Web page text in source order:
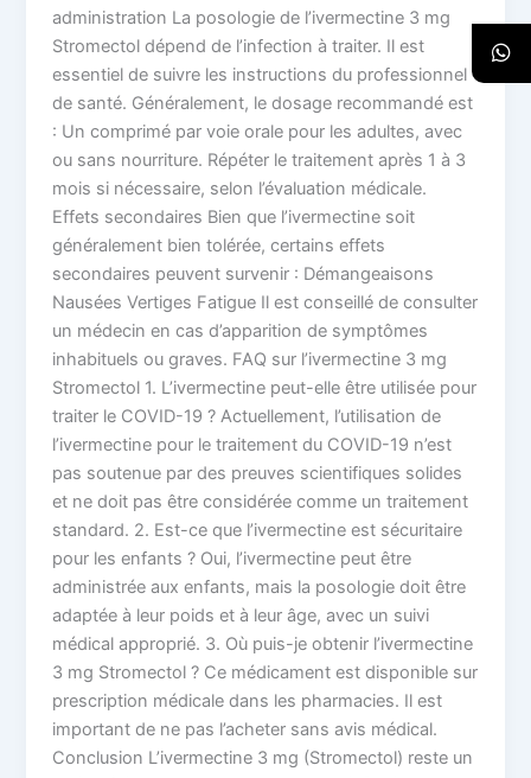
administration La posologie de l’ivermectine 3 mg
Stromectol dépend de l’infection à traiter. Il est
essentiel de suivre les instructions du professionnel
de santé. Généralement, le dosage recommandé est
: Un comprimé par voie orale pour les adultes, avec
ou sans nourriture. Répéter le traitement après 1 à 3
mois si nécessaire, selon l’évaluation médicale.
Effets secondaires Bien que l’ivermectine soit
généralement bien tolérée, certains effets
secondaires peuvent survenir : Démangeaisons
Nausées Vertiges Fatigue Il est conseillé de consulter
un médecin en cas d’apparition de symptômes
inhabituels ou graves. FAQ sur l’ivermectine 3 mg
Stromectol 1. L’ivermectine peut-elle être utilisée pour
traiter le COVID-19 ? Actuellement, l’utilisation de
l’ivermectine pour le traitement du COVID-19 n’est
pas soutenue par des preuves scientifiques solides
et ne doit pas être considérée comme un traitement
standard. 2. Est-ce que l’ivermectine est sécuritaire
pour les enfants ? Oui, l’ivermectine peut être
administrée aux enfants, mais la posologie doit être
adaptée à leur poids et à leur âge, avec un suivi
médical approprié. 3. Où puis-je obtenir l’ivermectine
3 mg Stromectol ? Ce médicament est disponible sur
prescription médicale dans les pharmacies. Il est
important de ne pas l’acheter sans avis médical.
Conclusion L’ivermectine 3 mg (Stromectol) reste un